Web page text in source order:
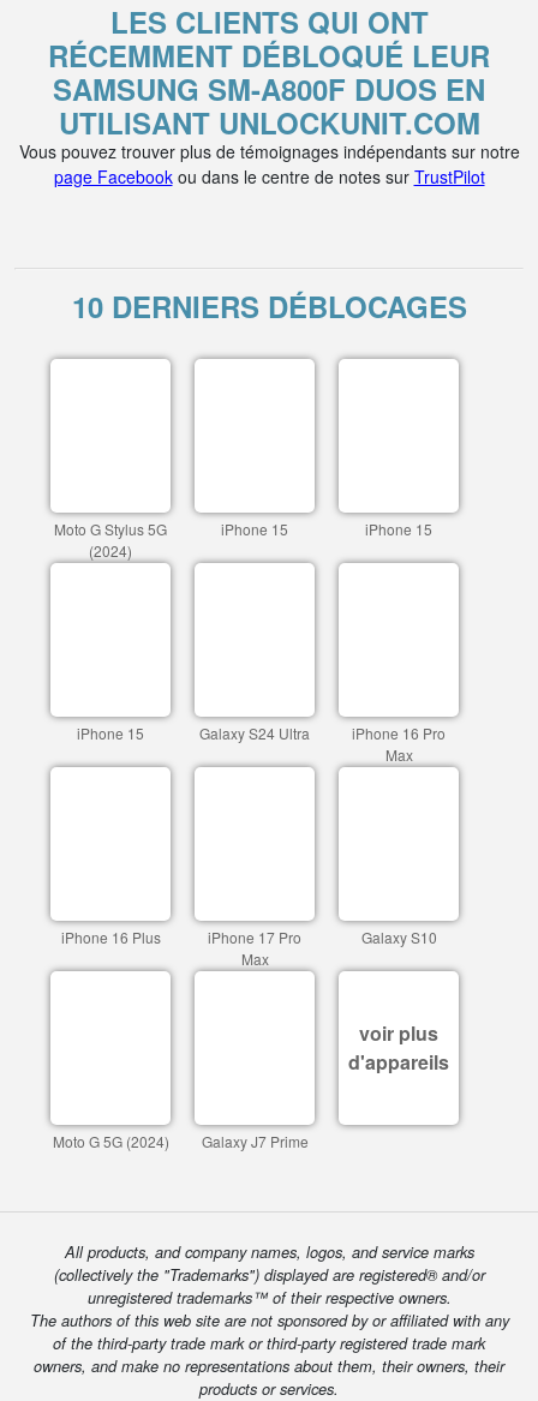
LES CLIENTS QUI ONT
RÉCEMMENT DÉBLOQUÉ LEUR
SAMSUNG SM-A800F DUOS EN
UTILISANT UNLOCKUNIT.COM
Vous pouvez trouver plus de témoignages indépendants sur notre
page Facebookou dans le centre de notes sur TrustPilot
10 DERNIERS DÉBLOCAGES
Moto G Stylus 5G
(2024)
iPhone 15 iPhone 15
iPhone 15 Galaxy S24 Ultra
iPhone 16 Pro
Max
iPhone 16 Plus
iPhone 17 Pro
Max
Galaxy S10
Moto G 5G (2024) Galaxy J7 Prime
voir plus
d'appareils
All products, and company names, logos, and service marks
(collectively the "Trademarks") displayed are registered® and/or
unregistered trademarks™ of their respective owners.
The authors of this web site are not sponsored by or affiliated with any
of the third-party trade mark or third-party registered trade mark
owners, and make no representations about them, their owners, their
products or services.